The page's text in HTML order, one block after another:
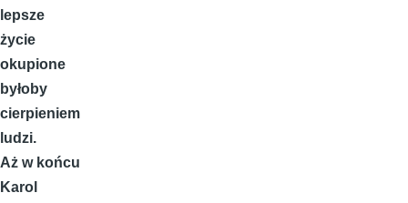
lepsze
życie
okupione
byłoby
cierpieniem
ludzi.
Aż w końcu
Karol